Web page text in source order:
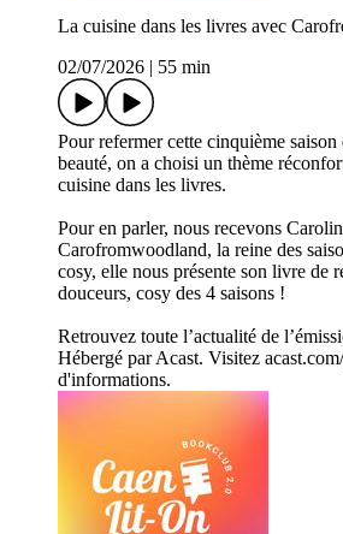
La cuisine dans les livres avec
02/07/2026
55 min
Pour refermer cette cinquième
beauté, on a choisi un thème
cuisine dans les livres.
Pour en parler, nous recevons
Carofromwoodland, la reine des
cosy, elle nous présente son livre de
douceurs, cosy des 4 saisons !
Retrouvez toute l’actualité de
Hébergé par Acast. Visitez
d'informations.